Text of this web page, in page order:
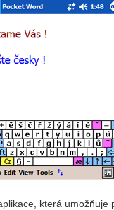
která